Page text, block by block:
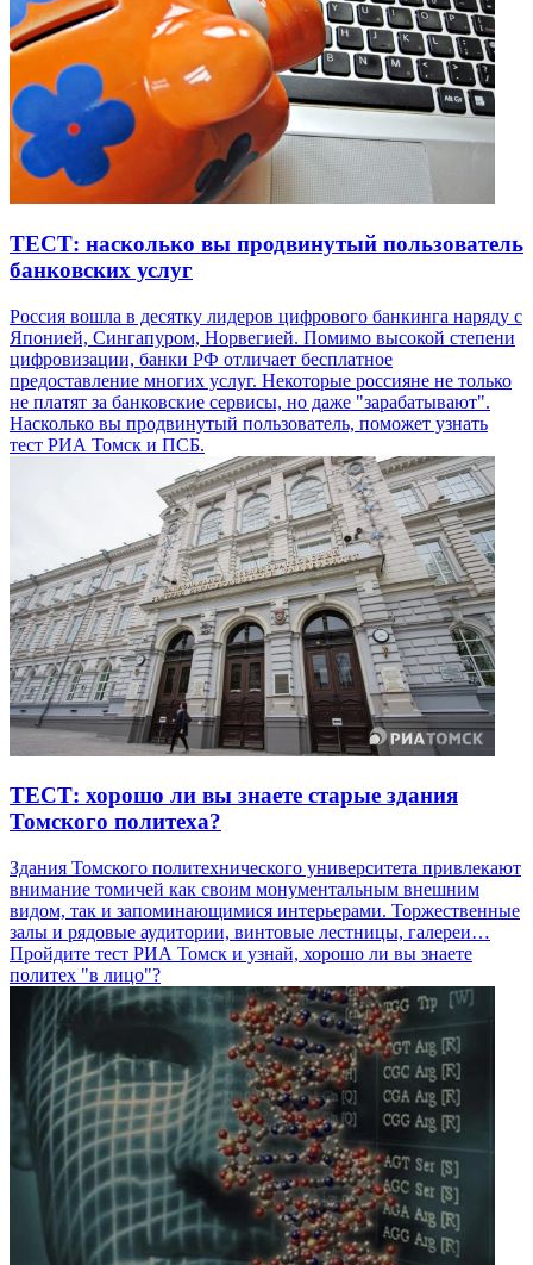
ТЕСТ: насколько вы продвинутый пользователь
банковских услуг
Россия вошла в десятку лидеров цифрового банкинга наряду с
Японией, Сингапуром, Норвегией. Помимо высокой степени
цифровизации, банки РФ отличает бесплатное
предоставление многих услуг. Некоторые россияне не только
не платят за банковские сервисы, но даже "зарабатывают".
Насколько вы продвинутый пользователь, поможет узнать
тест РИА Томск и ПСБ.
ТЕСТ: хорошо ли вы знаете старые здания
Томского политеха?
Здания Томского политехнического университета привлекают
внимание томичей как своим монументальным внешним
видом, так и запоминающимися интерьерами. Торжественные
залы и рядовые аудитории, винтовые лестницы, галереи…
Пройдите тест РИА Томск и узнай, хорошо ли вы знаете
политех "в лицо"?